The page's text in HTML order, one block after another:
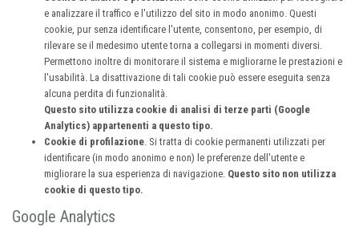
e analizzare il traffico e l'utilizzo del sito in modo anonimo. Questi
cookie, pur senza identificare l'utente, consentono, per esempio, di
rilevare se il medesimo utente torna a collegarsi in momenti diversi.
Permettono inoltre di monitorare il sistema e migliorarne le prestazioni e
l'usabilità. La disattivazione di tali cookie può essere eseguita senza
alcuna perdita di funzionalità.
Questo sito utilizza cookie di analisi di terze parti (Google
Analytics) appartenenti a questo tipo.
Cookie di profilazione . Si tratta di cookie permanenti utilizzati per
identificare (in modo anonimo e non) le preferenze dell'utente e
migliorare la sua esperienza di navigazione. Questo sito non utilizza
cookie di questo tipo.
Google Analytics